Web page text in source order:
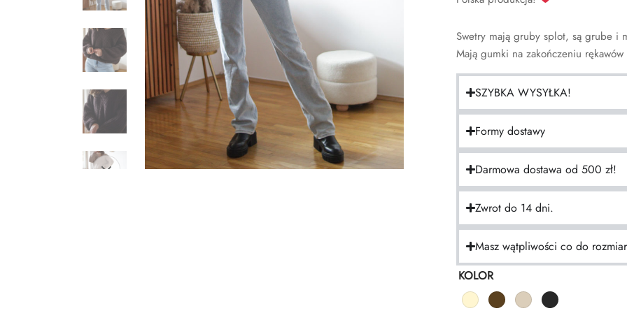
Swetry mają gruby splot, są grube i
Mają gumki na zakończeniu
SZYBKA WYSYŁKA!
Formy dostawy
Darmowa dostawa od 500 zł!
Zwrot do 14 dni.
Masz wątpliwości co do
KOLOR